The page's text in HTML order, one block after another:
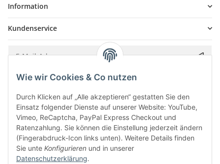
Information
Kundenservice
Bitte senden Sie mir entsprechend IhrerDatenschutzerklärung
Wie wir Cookies & Co nutzen
Durch Klicken auf „Alle akzeptieren“ gestatten Sie den
Einsatz folgender Dienste auf unserer Website: YouTube,
Vimeo, ReCaptcha, PayPal Express Checkout und
Ratenzahlung. Sie können die Einstellung jederzeit ändern
(Fingerabdruck-Icon links unten). Weitere Details finden
Sie unte Konfigurieren und in unserer
Datenschutzerklärung.